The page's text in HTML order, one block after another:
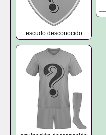
escudo desconocido